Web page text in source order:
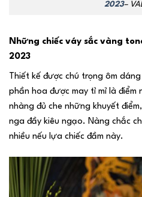
2023–
Những chiếc váy sắc vàng
2023
Thiết kế được chú trọng ôm
phần hoa được may tỉ mỉ là điểm
nhàng đủ che những khuyết
nga đầy kiêu ngạo. Nàng chắc
nhiều nếu lựa chiếc đầm này.